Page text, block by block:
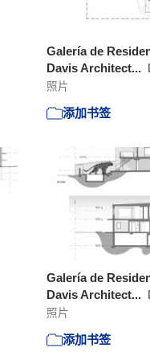
Galería de
Davis Architect...
照片
添加书签
Galería de
Davis Architect...
照片
添加书签